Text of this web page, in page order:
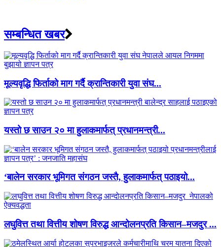
सम्बन्धित खबर
मूल्यवृद्धि फिर्ताको माग गर्दै क्रान्तिकारी युवा संघ...
यस्तो छ साउन २० मा हुलाकमार्फत् प्रधानमन्त्री...
‘बालेन सरकार भूमिगत संगठन जस्तै, हुलाकमार्फत् पठाइयो...
लघुवित्त तथा वित्तीय शोषण विरुद्ध आन्दोलनप्रति किसान–मजदुर ...